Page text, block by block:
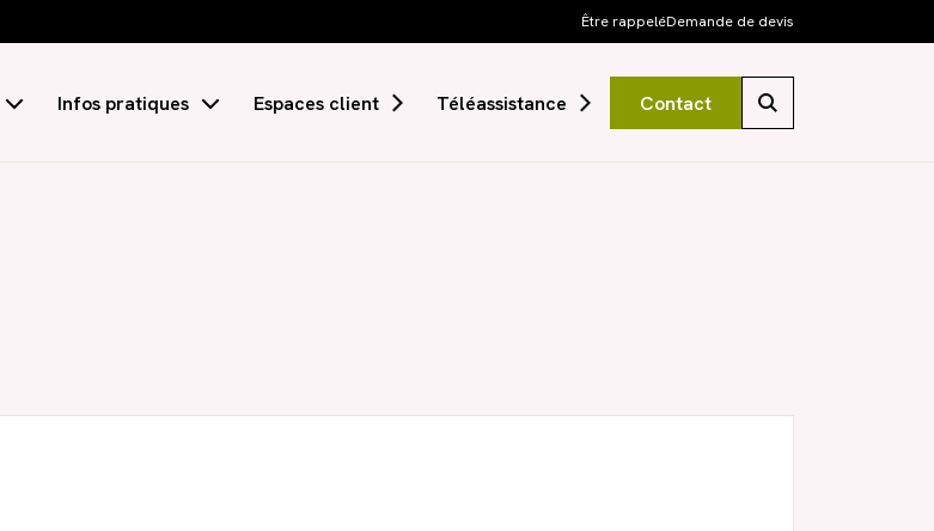
Être rappeléDemande de devis
Infos pratiques
Échéanciers
Espaces client Téléassistance Contact